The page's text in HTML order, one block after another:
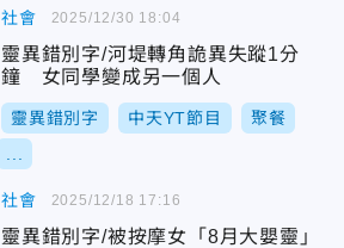
社會
靈異錯別字/河堤轉角詭異失蹤1分
鐘 女同學變成另一個人
靈異錯別字 中天YT節目 聚餐
2025/12/30 18:04
社會
靈異錯別字/被按摩女「8月大嬰靈」
2025/12/18 17:16